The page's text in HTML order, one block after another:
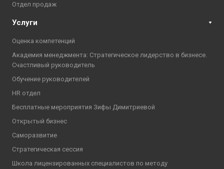
Отдел продаж
Услуги
Оценка компетенций
Академия менеджмента: Стратегическое лидерство в бизнесе.
Счастливый руководитель
Обучение руководителей
HR отдел
Бесплатные мероприятия Зифы Димитриевой
Открытый бизнес
Саморазвитие
Стратегическая сессия
Школа лицензированных специалистов по методу